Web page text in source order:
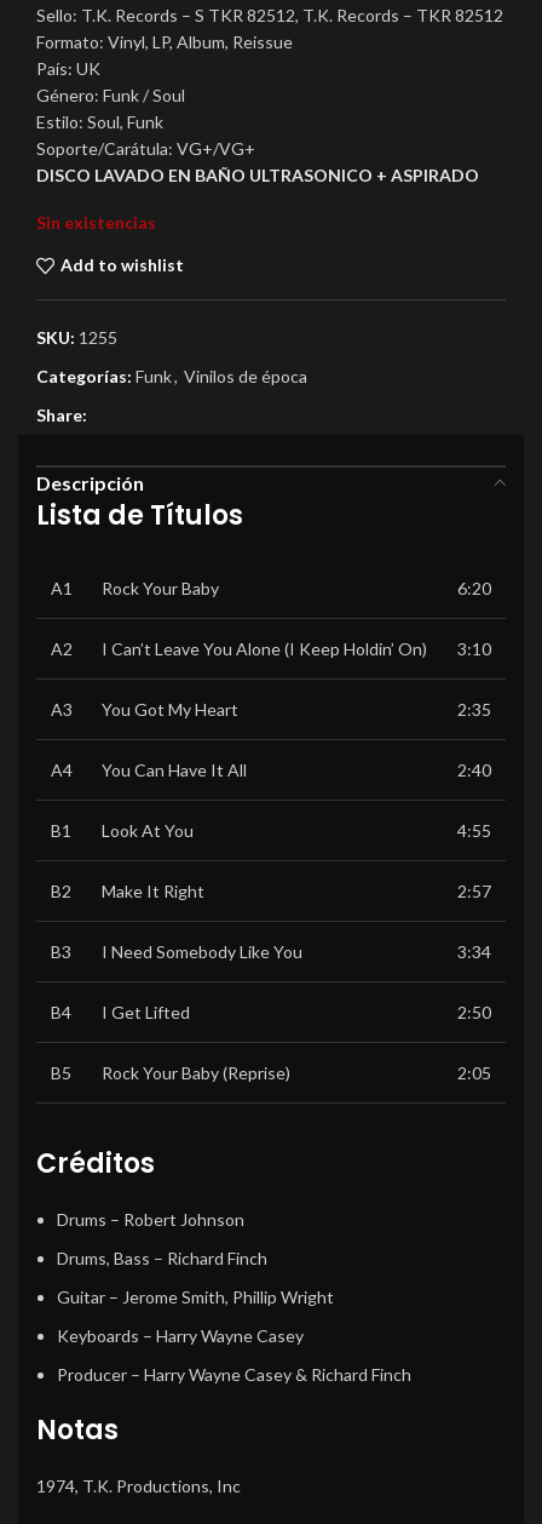
Sello: T.K. Records ‎– S TKR 82512, T.K. Records ‎– TKR 82512
Formato: Vinyl, LP, Album, Reissue
País: UK
Género: Funk / Soul
Estilo: Soul, Funk
Soporte/Carátula: VG+/VG+
DISCO LAVADO EN BAÑO ULTRASONICO + ASPIRADO
Sin existencias
Add to wishlist
SKU: 1255
Categorías: Funk, Vinilos de época
Share:
Descripción
Lista de Títulos
A1 Rock Your Baby 6:20
A2 I Can’t Leave You Alone (I Keep Holdin’ On) 3:10
A3 You Got My Heart 2:35
A4 You Can Have It All 2:40
B1 Look At You 4:55
B2 Make It Right 2:57
B3 I Need Somebody Like You 3:34
B4 I Get Lifted 2:50
B5 Rock Your Baby (Reprise) 2:05
Créditos
Drums – Robert Johnson
Drums, Bass – Richard Finch
Guitar – Jerome Smith, Phillip Wright
Keyboards – Harry Wayne Casey
Producer – Harry Wayne Casey & Richard Finch
Notas
1974, T.K. Productions, Inc